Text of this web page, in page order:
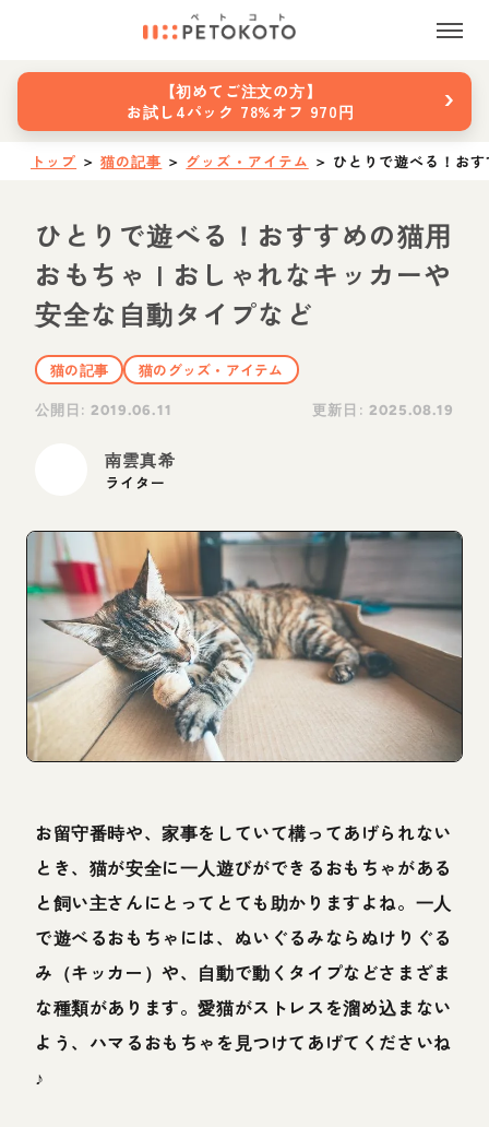
【初めてご注文の方】
お試し4パック 78%オフ 970円
›
トップ ＞ 猫の記事 ＞ グッズ・アイテム ＞ ひとりで遊べる！お
ひとりで遊べる！おすすめの猫用
おもちゃ | おしゃれなキッカーや
安全な自動タイプなど
猫の記事
猫のグッズ・アイテム
公開日:2019.06.11 更新日: 2025.08.19
南雲真希
ライター
お留守番時や、家事をしていて構ってあげられない
とき、猫が安全に一人遊びができるおもちゃがある
と飼い主さんにとってとても助かりますよね。一人
で遊べるおもちゃには、ぬいぐるみならぬけりぐる
み（キッカー）や、自動で動くタイプなどさまざま
な種類があります。愛猫がストレスを溜め込まない
よう、ハマるおもちゃを見つけてあげてくださいね
♪